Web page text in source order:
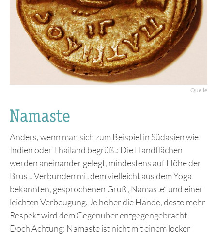
Quelle
Namaste
Anders, wenn man sich zum Beispiel in Südasien wie
Indien oder Thailand begrüßt: Die Handflächen
werden aneinander gelegt, mindestens auf Höhe der
Brust. Verbunden mit dem vielleicht aus dem Yoga
bekannten, gesprochenen Gruß „Namaste“ und einer
leichten Verbeugung. Je höher die Hände, desto mehr
Respekt wird dem Gegenüber entgegengebracht.
Doch Achtung: Namaste ist nicht mit einem locker